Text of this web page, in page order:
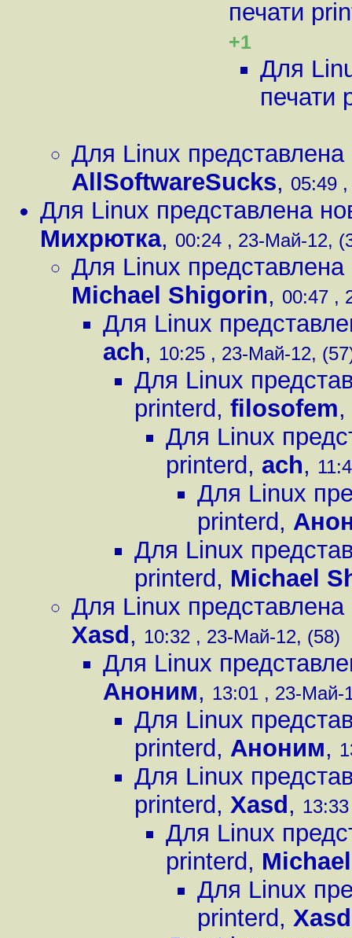
печати
+1
Для
печати
Для Linux
AllSoftwareSucks, 05:49
Для Linux представлена
Михрютка, 00:24 , 23-Май-12,
Для Linux
Michael Shigorin, 00:47 ,
Для Linux
ach, 10:25 , 23-Май-12,
Для Linux
printerd, filosofem,
Для Linux
printerd, ach,
Для Linux
printerd,
Для Linux
printerd, Michael
Для Linux
Xasd , 10:32 , 23-Май-12, (58)
Для Linux
Аноним, 13:01 , 23-Май-
Для Linux
printerd, Аноним,
Для Linux
printerd, Xasd ,
Для Linux
printerd,
Для Linux
printerd, Xasd